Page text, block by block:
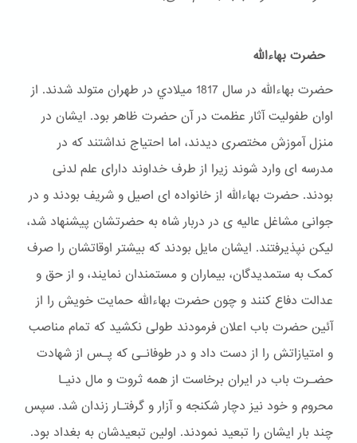
حضرت بهاءالله
حضرت بهاءالله در سال 1817 ميلادي در طهران متولد شدند. از
اوان طفولیت آثار عظمت در آن حضرت ظاهر بود. ایشان در
منزل آموزش مختصری دیدند، اما احتیاج نداشتند که در
مدرسه ای وارد شوند زیرا از طرف خداوند دارای علم لدنی
بودند. حضرت بهاءالله از خانواده ای اصیل و شریف بودند و در
جوانی مشاغل عالیه ی در دربار شاه به حضرتشان پیشنهاد شد،
لیکن نپذیرفتند. ایشان مایل بودند که بیشتر اوقاتشان را صرف
کمک به ستمدیدگان، بیماران و مستمندان نمایند، و از حق و
عدالت دفاع کنند و چون حضرت بهاءالله حمایت خویش را از
آئین حضرت باب اعلان فرمودند طولی نکشید که تمام مناصب
و امتیازاتش را از دست داد و در طوفانـی که پـس از شهادت
حضـرت باب در ایران برخاست از همه ثروت و مال دنیـا
محروم و خود نیز دچار شكنجه و آزار و گرفتـار زندان شد. سپس
چند بار ایشان را تبعید نمودند. اولین تبعیدشان به بغداد بود.